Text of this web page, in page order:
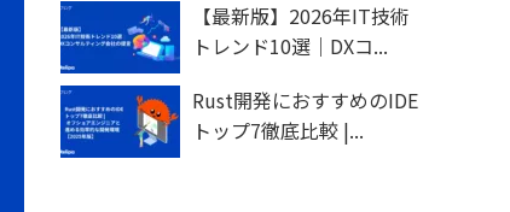
【最新版】2026年IT技術
トレンド10選｜DXコ...
Rust開発におすすめのIDE
トップ7徹底比較 |...